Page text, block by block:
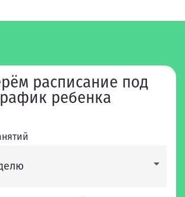
расписание под
ребенка